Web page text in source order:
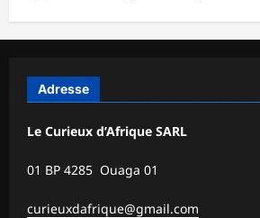
Adresse
Le Curieux d’Afrique SARL
01 BP 4285 Ouaga 01
curieuxdafrique@gmail.com